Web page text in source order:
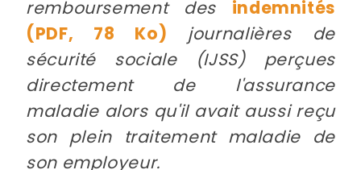
remboursement des indemnités
(PDF, 78 Ko) journalières de
sécurité sociale (IJSS) perçues
directement de l'assurance
maladie alors qu'il avait aussi reçu
son plein traitement maladie de
son employeur.